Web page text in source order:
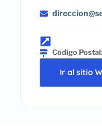
Código
Ir al sitio